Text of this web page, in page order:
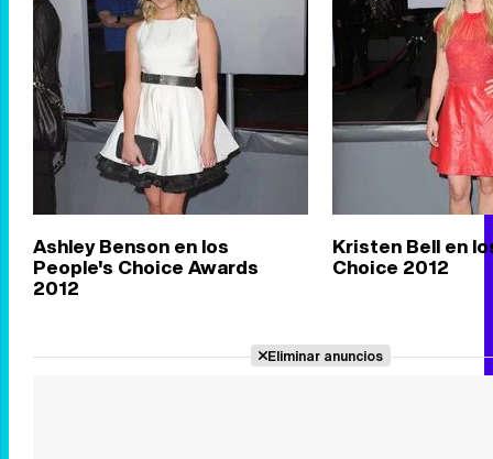
Ashley Benson en los
People's Choice Awards
2012
Kristen Bell en
Choice 2012
Eliminar anuncios